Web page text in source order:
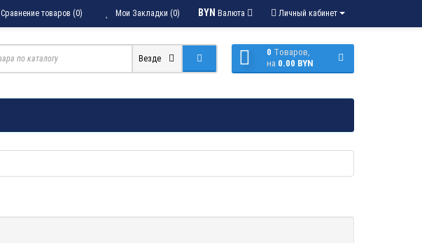
Личный кабинет
BYN Валюта
Мои Закладки (0)
Сравнение товаров (0)
0 Tоваров,
на 0.00 BYN
Везде